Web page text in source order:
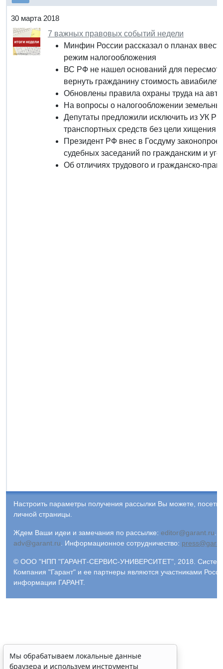
30 марта 2018
7 важных правовых событий недели
Минфин России рассказал о планах
режим налогообложения
ВС РФ не нашел оснований для
вернуть гражданину стоимость
Обновлены правила охраны труда на
На вопросы о налогообложении
Депутаты предложили исключить из УК РФ
транспортных средств без цели хищения
Президент РФ внес в Госдуму
судебных заседаний по гражданским и
Об отличиях трудового и гражданско-
Настроить параметры получения рассылки Вы можете,
личной страницы.
Ждем Ваши идеи и замечания по рассылке: editor@garant.ru
adv@garant.ru
Информационное сотрудничество:
© ООО "НПП "ГАРАНТ-СЕРВИС-УНИВЕРСИТЕТ", 2018. Система
Компания "Гарант" и ее партнеры являются участниками
информации ГАРАНТ.
Мы обрабатываем локальные данные
браузера и используем инструменты